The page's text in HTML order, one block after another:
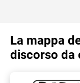
La mappa
discorso da